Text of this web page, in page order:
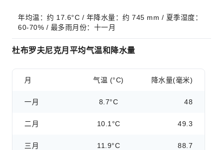
年均温：约 17.6°C / 年降水量：约 745 mm / 夏季湿度：
60-70% / 最多雨月份：十一月
杜布罗夫尼克月平均气温和降水量
月 气温 (°C) 降水量(毫米)
一月 8.7°C 48
二月 10.1°C 49.3
三月 11.9°C 88.7